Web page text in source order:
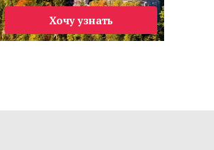
Хочу узнать